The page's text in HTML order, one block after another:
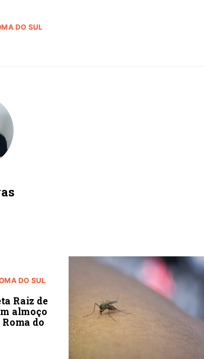
DO SUL
DO SUL
Raiz de
almoço
do